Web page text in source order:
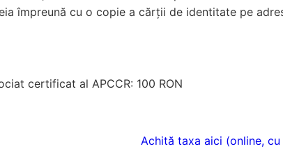
împreună cu o copie a cărții de identitate pe
certificat al APCCR: 100 RON
Achită taxa aici (online, cu